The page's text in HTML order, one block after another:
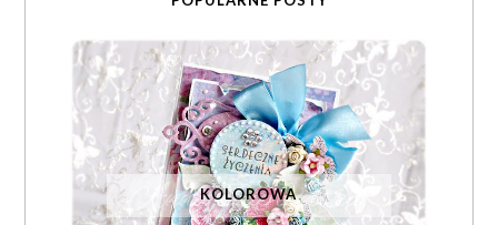
KOLOROWA